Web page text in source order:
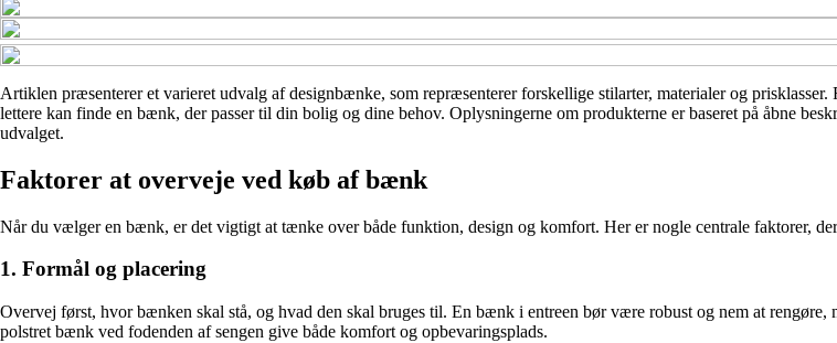
Artiklen præsenterer et varieret udvalg af designbænke, som repræsenterer forskellige stilarter, materialer og
lettere kan finde en bænk, der passer til din bolig og dine behov. Oplysningerne om produkterne er baseret på åbne
udvalget.
Faktorer at overveje ved køb af bænk
Når du vælger en bænk, er det vigtigt at tænke over både funktion, design og komfort. Her er nogle centrale faktorer,
1. Formål og placering
Overvej først, hvor bænken skal stå, og hvad den skal bruges til. En bænk i entreen bør være robust og nem at
polstret bænk ved fodenden af sengen give både komfort og opbevaringsplads.